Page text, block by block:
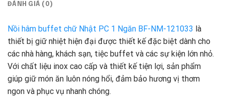
ĐÁNH GIÁ (0)
Nồi hâm buffet chữ Nhật PC 1 Ngăn BF-NM-121033 là
thiết bị giữ nhiệt hiện đại được thiết kế đặc biệt dành cho
các nhà hàng, khách sạn, tiệc buffet và các sự kiện lớn nhỏ.
Với chất liệu inox cao cấp và thiết kế tiện lợi, sản phẩm
giúp giữ món ăn luôn nóng hổi, đảm bảo hương vị thơm
ngon và phục vụ nhanh chóng.